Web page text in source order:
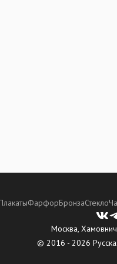
ФарфорБронзаСтекло
Москва,
© 2016 - 2026